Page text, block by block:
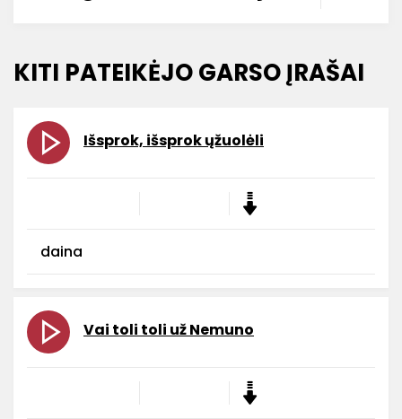
KITI PATEIKĖJO GARSO ĮRAŠAI
Išsprok, išsprok ųžuolėli
daina
Vai toli toli už Nemuno